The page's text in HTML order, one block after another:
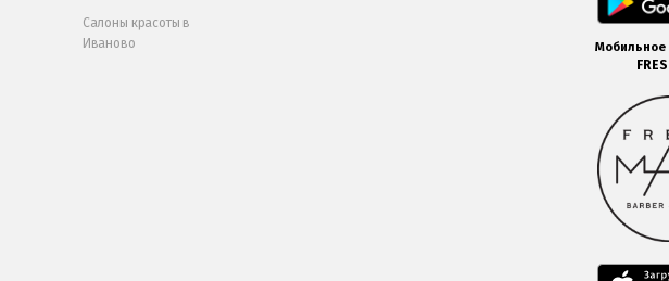
Салоны красоты в
Иваново
Мобильное